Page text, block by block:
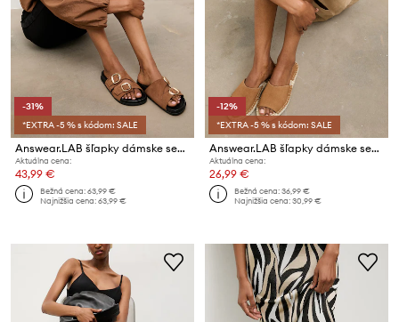
-31%
*EXTRA -5 % s kódom: SALE
Answear.LAB šľapky dámske semišové
Aktuálna cena:
43,99 €
Bežná cena:63,99 €
Najnižšia cena:63,99 €
-12%
*EXTRA -5 % s kódom: SALE
Answear.LAB šľapky dámske semišové
Aktuálna cena:
26,99 €
Bežná cena:36,99 €
Najnižšia cena:30,99 €